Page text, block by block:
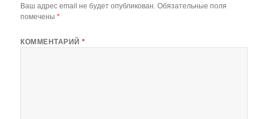
Ваш адрес email не будет опубликован. Обязательные поля
помечены*
КОММЕНТАРИЙ*